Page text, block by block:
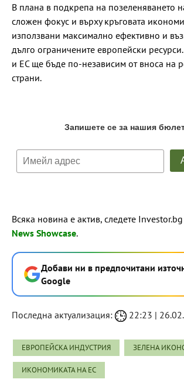
В плана в подкрепа на позеленяването
сложен фокус и върху кръговата
използвани максимално ефективно и
дълго ограничените европейски
и ЕС ще бъде по-независим от вноса на
страни.
Всяка новина е актив, следете
News Showcase.
Добави ни в предпочитани
Google
Последна актуализация: 22:23 |
ЕВРОПЕЙСКА ИНДУСТРИЯ ЗЕЛЕНА
ИКОНОМИКАТА НА ЕС